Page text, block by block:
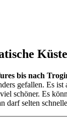
Küste
bis nach
gefallen. Es
schöner. Es
darf selten